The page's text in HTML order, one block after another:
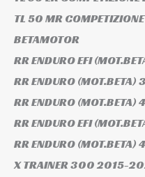
TL 50 MR
BETAMOTOR
RR ENDURO EFI
RR ENDURO (MOT.BETA)
RR ENDURO (MOT.BETA)
RR ENDURO EFI
RR ENDURO (MOT.BETA)
X TRAINER 3002015-